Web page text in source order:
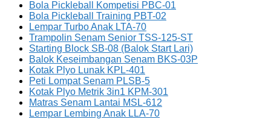
Bola Pickleball Kompetisi PBC-01
Bola Pickleball Training PBT-02
Lempar Turbo Anak LTA-70
Trampolin Senam Senior TSS-125-ST
Starting Block SB-08 (Balok Start Lari)
Balok Keseimbangan Senam BKS-03P
Kotak Plyo Lunak KPL-401
Peti Lompat Senam PLSB-5
Kotak Plyo Metrik 3in1 KPM-301
Matras Senam Lantai MSL-612
Lempar Lembing Anak LLA-70